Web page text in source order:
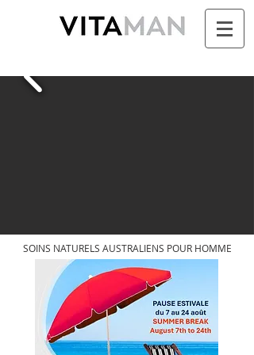
SOINS NATURELS AUSTRALIENS POUR HOMME